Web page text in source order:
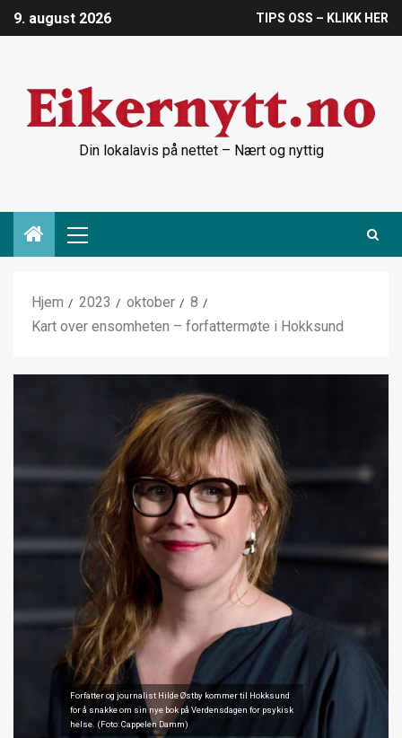
9. august 2026 TIPS OSS – KLIKK HER
Din lokalavis på nettet – Nært og nyttig
Hjem 2023 oktober
8
Kart over ensomheten – forfattermøte i Hokksund
Forfatter og journalist Hilde Østby kommer til Hokksund
for å snakke om sin nye bok på Verdensdagen for psykisk
helse. (Foto: Cappelen Damm)